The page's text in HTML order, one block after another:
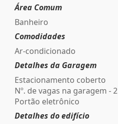
Área Comum
Banheiro
Comodidades
Ar-condicionado
Detalhes da Garagem
Estacionamento coberto
Nº. de vagas na garagem - 2
Portão eletrônico
Detalhes do edifício